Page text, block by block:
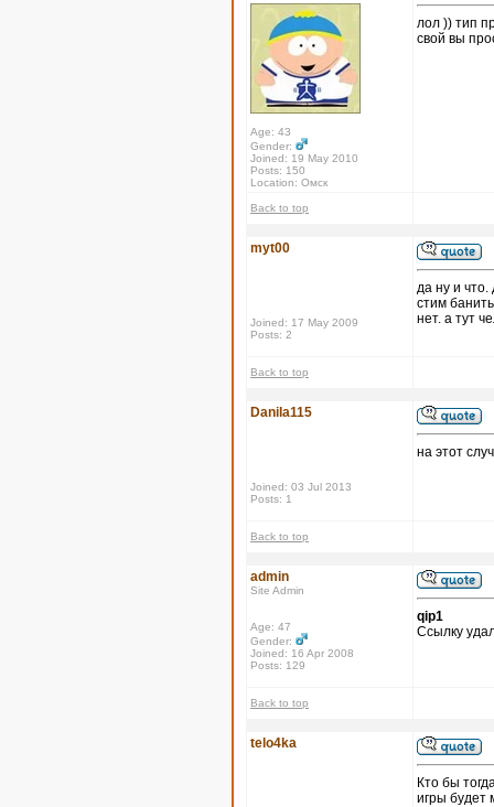
Age: 43
Gender:
Joined: 19 May 2010
Posts: 150
Location: Омск
лол )) тип
свой вы
Back to top
myt00
Joined: 17 May 2009
Posts: 2
да ну и что.
стим
нет. а тут
Back to top
Danila115
Joined: 03 Jul 2013
Posts: 1
на этот
Back to top
admin
Site Admin
Age: 47
Gender:
Joined: 16 Apr 2008
Posts: 129
qip1
Ссылку
Back to top
telo4ka
Кто бы
игры будет